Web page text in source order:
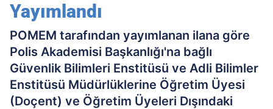
Yayımlandı
POMEM tarafından yayımlanan ilana göre
Polis Akademisi Başkanlığı'na bağlı
Güvenlik Bilimleri Enstitüsü ve Adli Bilimler
Enstitüsü Müdürlüklerine Öğretim Üyesi
(Doçent) ve Öğretim Üyeleri Dışındaki